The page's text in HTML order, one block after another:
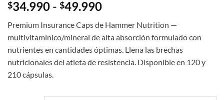
$34.990 - $49.990Rango
precios:
desde
$34.990
hasta
Premium Insurance Caps de Hammer Nutrition —
multivitamínico/mineral de alta absorción formulado con
nutrientes en cantidades óptimas. Llena las brechas
nutricionales del atleta de resistencia. Disponible en 120 y
210 cápsulas.